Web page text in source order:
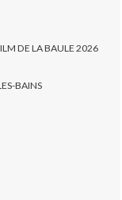
DE LA BAULE 2026
BAINS